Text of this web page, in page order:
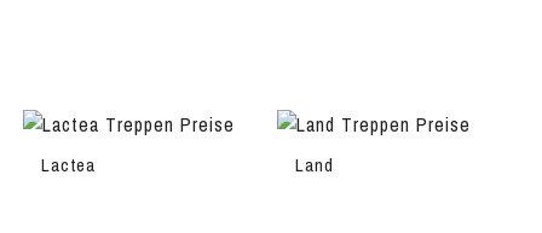
Lactea Land